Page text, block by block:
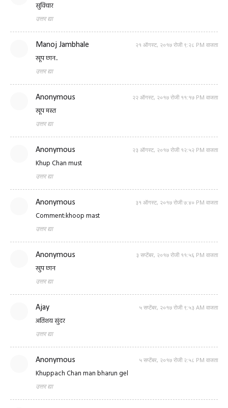
सुविचार
उत्तर द्या
Manoj Jambhale २१ ऑगस्ट, २०१७ रोजी ९:२८ PM वाजता
खूप छान..
उत्तर द्या
Anonymous २२ ऑगस्ट, २०१७ रोजी ११:१७ PM वाजता
खूप मस्त
उत्तर द्या
Anonymous २३ ऑगस्ट, २०१७ रोजी १२:५२ PM वाजता
Khup Chan must
उत्तर द्या
Anonymous ३१ ऑगस्ट, २०१७ रोजी ७:४० PM वाजता
Comment:khoop mast
उत्तर द्या
Anonymous ३ सप्टेंबर, २०१७ रोजी ११:५६ PM वाजता
खुप छान
उत्तर द्या
Ajay ५ सप्टेंबर, २०१७ रोजी ९:५३ AM वाजता
अतिशय सुंदर
उत्तर द्या
Anonymous ५ सप्टेंबर, २०१७ रोजी २:५८ PM वाजता
Khuppach Chan man bharun gel
उत्तर द्या